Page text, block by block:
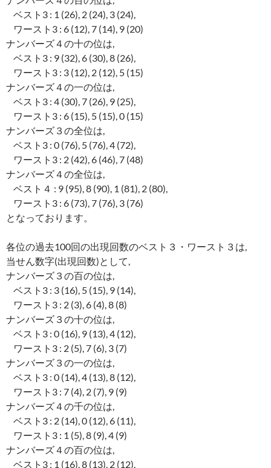
ベスト3 : 1 (26), 2 (24), 3 (24),
ワースト3 : 6 (12), 7 (14), 9 (20)
ナンバーズ４の十の位は,
ベスト3 : 9 (32), 6 (30), 8 (26),
ワースト3 : 3 (12), 2 (12), 5 (15)
ナンバーズ４の一の位は,
ベスト3 : 4 (30), 7 (26), 9 (25),
ワースト3 : 6 (15), 5 (15), 0 (15)
ナンバーズ３の全位は,
ベスト3 : 0 (76), 5 (76), 4 (72),
ワースト3 : 2 (42), 6 (46), 7 (48)
ナンバーズ４の全位は,
ベスト４ : 9 (95), 8 (90), 1 (81), 2 (80),
ワースト3 : 6 (73), 7 (76), 3 (76)
となっております。
各位の過去100回の出現回数のベスト３・ワースト３は,
当せん数字(出現回数)として,
ナンバーズ３の百の位は,
ベスト3 : 3 (16), 5 (15), 9 (14),
ワースト3 : 2 (3), 6 (4), 8 (8)
ナンバーズ３の十の位は,
ベスト3 : 0 (16), 9 (13), 4 (12),
ワースト3 : 2 (5), 7 (6), 3 (7)
ナンバーズ３の一の位は,
ベスト3 : 0 (14), 4 (13), 8 (12),
ワースト3 : 7 (4), 2 (7), 9 (9)
ナンバーズ４の千の位は,
ベスト3 : 2 (14), 0 (12), 6 (11),
ワースト3 : 1 (5), 8 (9), 4 (9)
ナンバーズ４の百の位は,
ベスト3 : 1 (16), 8 (13), 2 (12),